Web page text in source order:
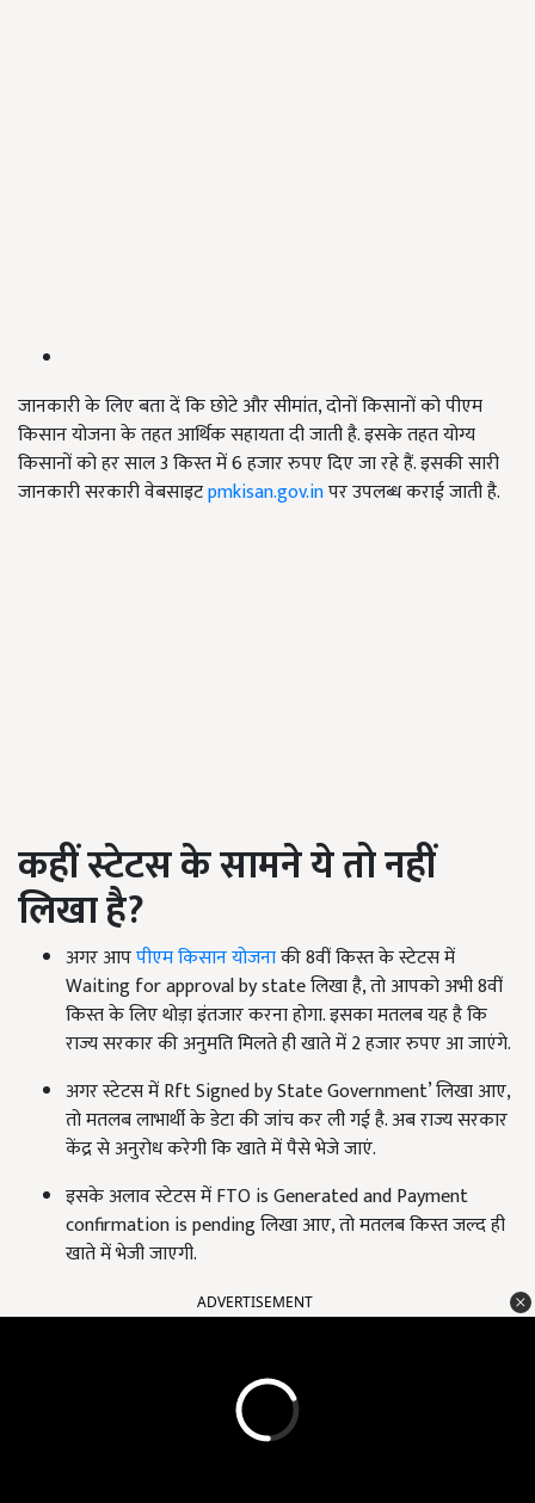
जानकारी के लिए बता दें कि छोटे और सीमांत, दोनों किसानों को पीएम
किसान योजना के तहत आर्थिक सहायता दी जाती है. इसके तहत योग्य
किसानों को हर साल 3 किस्त में 6 हजार रुपए दिए जा रहे हैं. इसकी सारी
जानकारी सरकारी वेबसाइटpmkisan.gov.inपर उपलब्ध कराई जाती है.
कहीं स्‍टेटस के सामने ये तो नहीं
लिखा है?
अगर आपपीएम किसान योजनाकी 8वीं किस्त के स्टेटस में
Waiting for approval by state लिखा है, तो आपको अभी 8वीं
किस्त के लिए थोड़ा इंतजार करना होगा. इसका मतलब यह है कि
राज्य सरकार की अनुमति मिलते ही खाते में 2 हजार रुपए आ जाएंगे.
अगर स्टेटस में Rft Signed by State Government’ लिखा आए,
तो मतलब लाभार्थी के डेटा की जांच कर ली गई है. अब राज्य सरकार
केंद्र से अनुरोध करेगी कि खाते में पैसे भेजे जाएं.
इसके अलाव स्टेटस में FTO is Generated and Payment
confirmation is pending लिखा आए, तो मतलब किस्त जल्द ही
खाते में भेजी जाएगी.
ADVERTISEMENT